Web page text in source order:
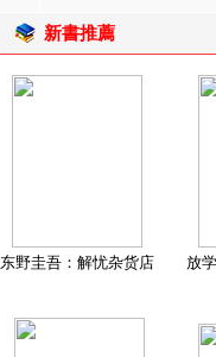
新書推薦
东野圭吾：解忧杂货店 放